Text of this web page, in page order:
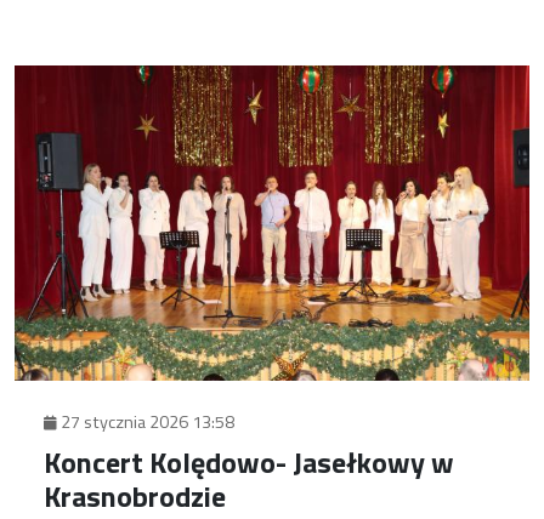
27 stycznia 2026 13:58
Koncert Kolędowo- Jasełkowy w
Krasnobrodzie